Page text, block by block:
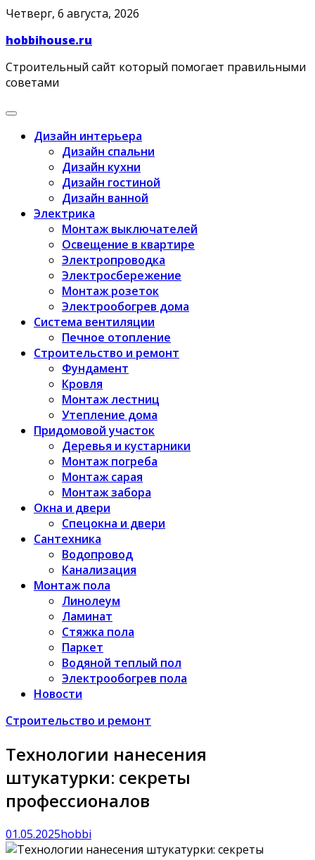
Skip
content
Четверг, 6 августа, 2026
hobbihouse.ru
Строительный сайт который помогает правильными
советами
Дизайн интерьера
Дизайн спальни
Дизайн кухни
Дизайн гостиной
Дизайн ванной
Электрика
Монтаж выключателей
Освещение в квартире
Электропроводка
Электросбережение
Монтаж розеток
Электрообогрев дома
Система вентиляции
Печное отопление
Строительство и ремонт
Фундамент
Кровля
Монтаж лестниц
Утепление дома
Придомовой участок
Деревья и кустарники
Монтаж погреба
Монтаж сарая
Монтаж забора
Окна и двери
Спецокна и двери
Сантехника
Водопровод
Канализация
Монтаж пола
Линолеум
Ламинат
Стяжка пола
Паркет
Водяной теплый пол
Электрообогрев пола
Новости
Строительство и ремонт
Технологии нанесения
штукатурки: секреты
профессионалов
01.05.2025hobbi